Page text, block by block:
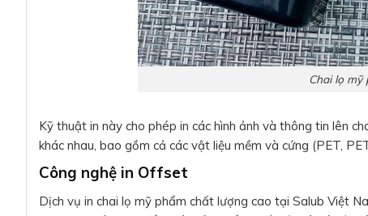
Chai lọ mỹ
Kỹ thuật in này cho phép in các hình ảnh và thông tin lên
khác nhau, bao gồm cả các vật liệu mềm và cứng (PET,
Công nghệ in Offset
Dịch vụ in chai lọ mỹ phẩm chất lượng cao tại Salub Việt